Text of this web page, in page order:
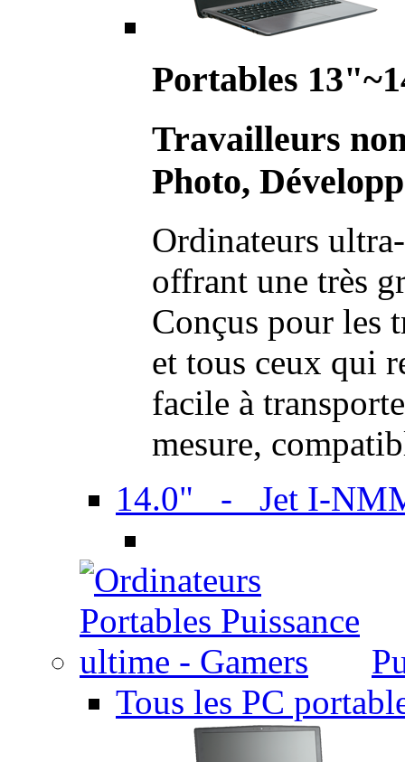
Portables
Travailleurs
Photo,
Ordinateurs
offrant une très
Conçus pour les
et tous ceux qui
facile à
mesure,
14.0" - Jet I-
Tous les PC